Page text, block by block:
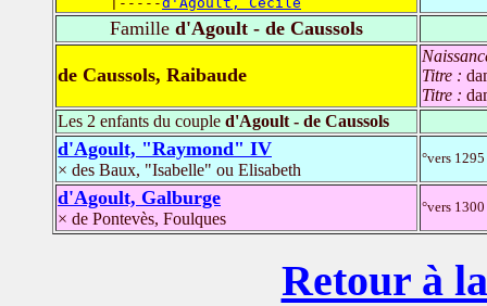
Famille d'Agoult - de Caussols
de Caussols, Raibaude
Titre :
Titre :
Les 2 enfants du couple d'Agoult - de Caussols
d'Agoult, "Raymond" IV
× des Baux, "Isabelle" ou Elisabeth
°vers
d'Agoult, Galburge
× de Pontevès, Foulques
°vers
Retour à